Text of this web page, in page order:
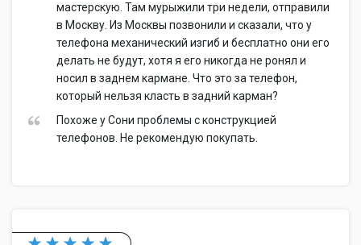
мастерскую. Там мурыжили три недели, отправили
в Москву. Из Москвы позвонили и сказали, что у
телефона механический изгиб и бесплатно они его
делать не будут, хотя я его никогда не ронял и
носил в заднем кармане. Что это за телефон,
который нельзя класть в задний карман?
Похоже у Сони проблемы с конструкцией
телефонов. Не рекомендую покупать.